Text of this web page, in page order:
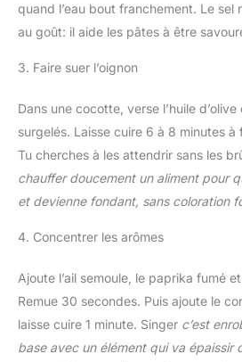
quand l’eau bout franchement. Le sel
au goût: il aide les pâtes à être
3. Faire suer l’oignon
Dans une cocotte, verse l’huile
surgelés. Laisse cuire 6 à 8 minutes à
Tu cherches à les attendrir sans les
chauffer doucement un aliment pour
et devienne fondant, sans coloration
4. Concentrer les arômes
Ajoute l’ail semoule, le paprika fumé
Remue 30 secondes. Puis ajoute le
laisse cuire 1 minute. Singer c’est
base avec un élément qui va épaissir